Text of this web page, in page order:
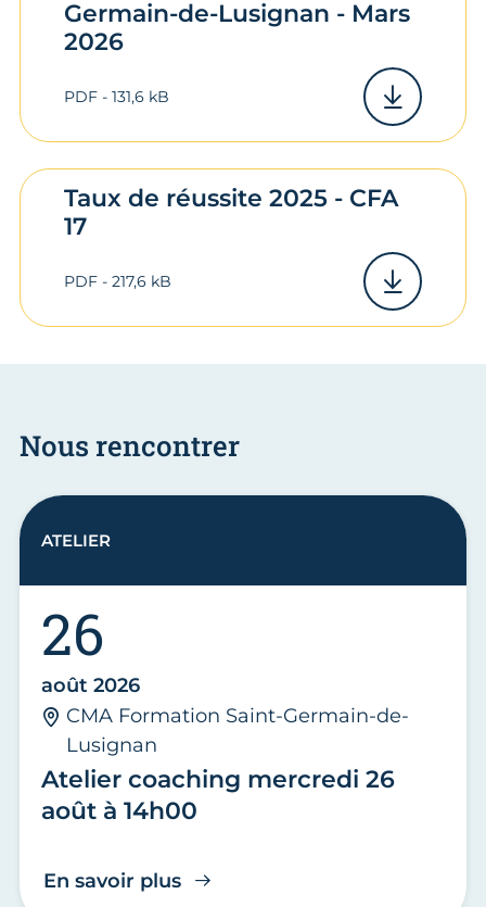
Germain-de-Lusignan - Mars
2026
PDF - 131,6 kB
Taux de réussite 2025 - CFA
17
PDF - 217,6 kB
Nous rencontrer
Atelier coaching mercredi 26
août à 14h00
26
août 2026
CMA Formation Saint-Germain-de-
Lusignan
En savoir plus
ATELIER